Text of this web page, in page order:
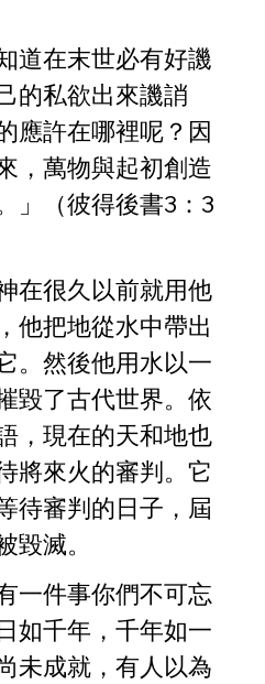
道在末世必有好譏
的私欲出來譏誚
應許在哪裡呢？因
，萬物與起初創造
」（彼得後書3：3
在很久以前就用他
他把地從水中帶出
。然後他用水以一
毀了古代世界。依
，現在的天和地也
將來火的審判。它
待審判的日子，屆
毀滅。
一件事你們不可忘
如千年，千年如一
未成就，有人以為